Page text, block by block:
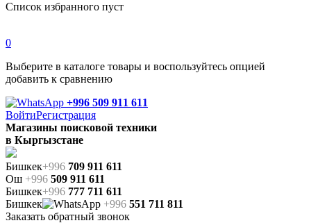
Список избранного пуст
0
Выберите в каталоге товары и воспользуйтесь опцией
добавить к сравнению
+996 509 911 611
ВойтиРегистрация
Магазины поисковой техники
в Кыргызстане
Бишкек+996 709 911 611
Ош +996 509 911 611
Бишкек+996 777 711 611
Бишкек
+996 551 711 811
Заказать обратный звонок